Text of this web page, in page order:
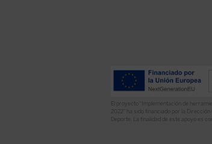
El proyecto “Implementación de
2022” ha sido financiado por la
Deporte. La finalidad de este apoyo es